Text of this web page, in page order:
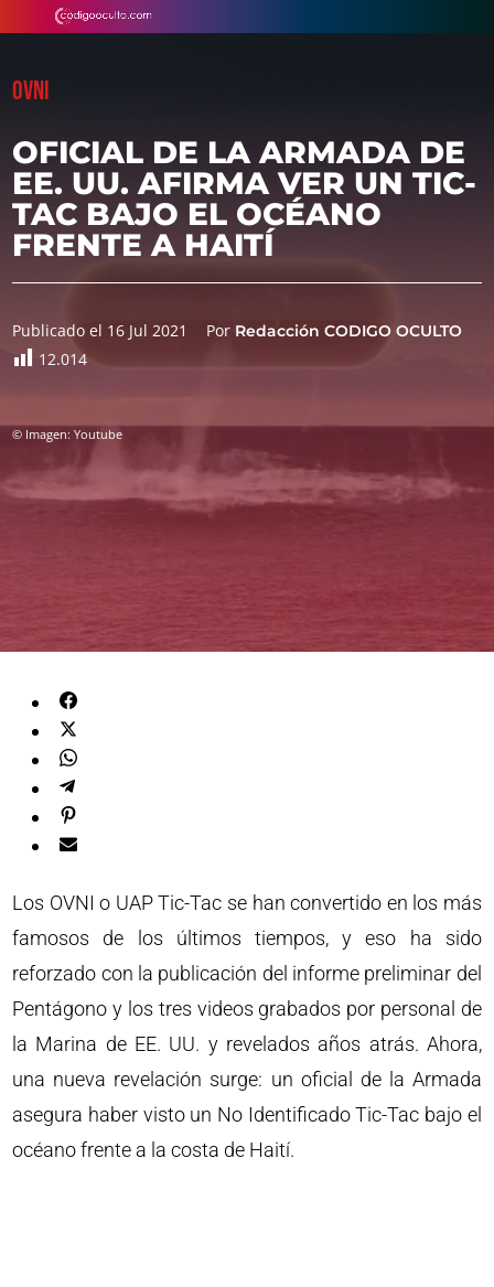
OVNI
OFICIAL DE LA ARMADA DE
EE. UU. AFIRMA VER UN TIC-
TAC BAJO EL OCÉANO
FRENTE A HAITÍ
Publicado el 16 Jul 2021 Por Redacción CODIGO OCULTO
12.014
© Imagen: Youtube
Los OVNI o UAP Tic-Tac se han convertido en los más
famosos de los últimos tiempos, y eso ha sido
reforzado con la publicación del informe preliminar del
Pentágono y los tres videos grabados por personal de
la Marina de EE. UU. y revelados años atrás. Ahora,
una nueva revelación surge: un oficial de la Armada
asegura haber visto un No Identificado Tic-Tac bajo el
océano frente a la costa de Haití.